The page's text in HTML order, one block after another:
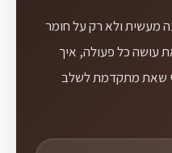
מעשית ולא רק על חומר
עושה כל פעולה, איך
שאת מתקדמת לשלב